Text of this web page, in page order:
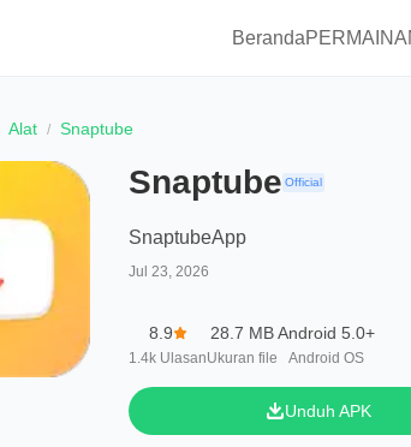
Beranda
Alat Snaptube
Snaptube Official
SnaptubeApp
Jul 23, 2026
8.9
1.4k Ulasan
28.7 MB
Ukuran file
Android 5.0+
Android OS
Unduh APK